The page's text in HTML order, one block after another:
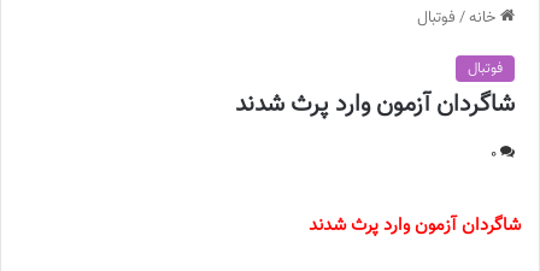
خانه/ فوتبال
فوتبال
شاگردان آزمون وارد پرث شدند
0
شاگردان آزمون وارد پرث شدند